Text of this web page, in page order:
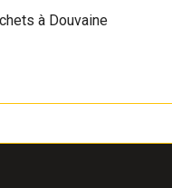
à Douvaine